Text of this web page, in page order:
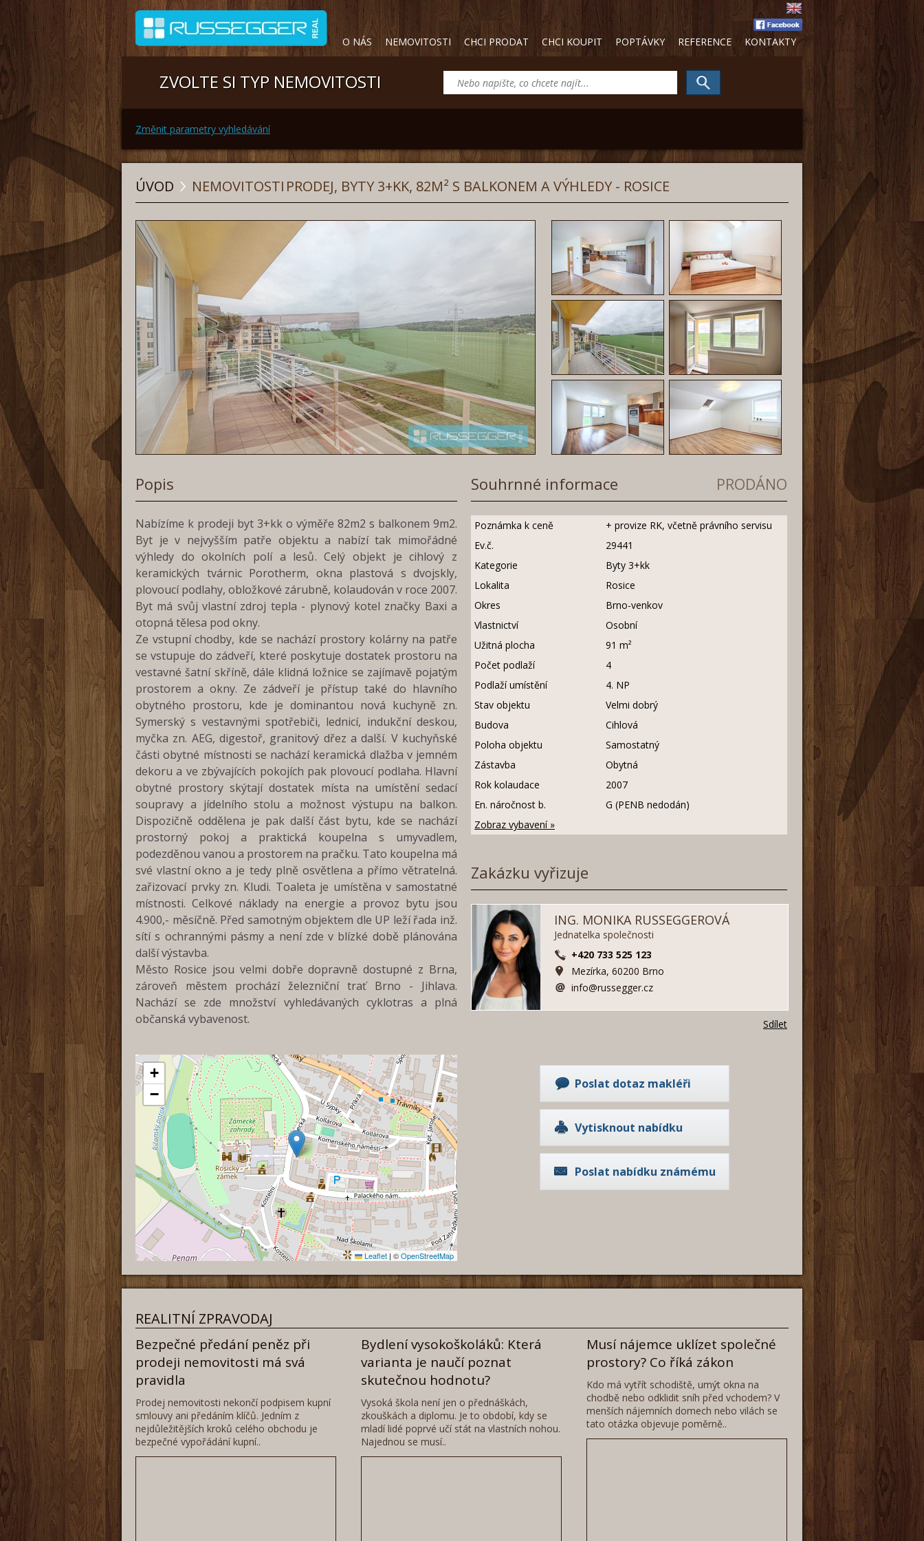
O NÁS NEMOVITOSTI CHCI PRODAT CHCI KOUPIT POPTÁVKY REFERENCE KONTAKTY
ZVOLTE SI TYP NEMOVITOSTI
Změnit parametry vyhledávání
ÚVOD NEMOVITOSTI PRODEJ, BYTY 3+KK, 82M² S BALKONEM A VÝHLEDY - ROSICE
Popis
Nabízíme k prodeji byt 3+kk o výměře 82m2 s balkonem 9m2.
Byt je v nejvyšším patře objektu a nabízí tak mimořádné
výhledy do okolních polí a lesů. Celý objekt je cihlový z
keramických tvárnic Porotherm, okna plastová s dvojskly,
plovoucí podlahy, obložkové zárubně, kolaudován v roce 2007.
Byt má svůj vlastní zdroj tepla - plynový kotel značky Baxi a
otopná tělesa pod okny.
Ze vstupní chodby, kde se nachází prostory kolárny na patře
se vstupuje do zádveří, které poskytuje dostatek prostoru na
vestavné šatní skříně, dále klidná ložnice se zajímavě pojatým
prostorem a okny. Ze zádveří je přístup také do hlavního
obytného prostoru, kde je dominantou nová kuchyně zn.
Symerský s vestavnými spotřebiči, lednicí, indukční deskou,
myčka zn. AEG, digestoř, granitový dřez a další. V kuchyňské
části obytné místnosti se nachází keramická dlažba v jemném
dekoru a ve zbývajících pokojích pak plovoucí podlaha. Hlavní
obytné prostory skýtají dostatek místa na umístění sedací
soupravy a jídelního stolu a možnost výstupu na balkon.
Dispozičně oddělena je pak další část bytu, kde se nachází
prostorný pokoj a praktická koupelna s umyvadlem,
podezděnou vanou a prostorem na pračku. Tato koupelna má
své vlastní okno a je tedy plně osvětlena a přímo větratelná.
zařizovací prvky zn. Kludi. Toaleta je umístěna v samostatné
místnosti. Celkové náklady na energie a provoz bytu jsou
4.900,- měsíčně. Před samotným objektem dle UP leží řada inž.
sítí s ochrannými pásmy a není zde v blízké době plánována
další výstavba.
Město Rosice jsou velmi dobře dopravně dostupné z Brna,
zároveň městem prochází železniční trať Brno - Jihlava.
Nachází se zde množství vyhledávaných cyklotras a plná
občanská vybavenost.
+
−
Leaflet | ©OpenStreetMap
Souhrnné informace PRODÁNO
Poznámka k ceně
+ provize RK, včetně právního servisu
Ev.č.
29441
Kategorie
Byty 3+kk
Lokalita
Rosice
Okres
Brno-venkov
Vlastnictví
Osobní
Užitná plocha
91 m²
Počet podlaží
4
Podlaží umístění
4. NP
Stav objektu
Velmi dobrý
Budova
Cihlová
Poloha objektu
Samostatný
Zástavba
Obytná
Rok kolaudace
2007
En. náročnost b.
G (PENB nedodán)
Zobraz vybavení »
Zakázku vyřizuje
ING. MONIKA RUSSEGGEROVÁ
Jednatelka společnosti
+420 733 525 123
Mezírka, 60200 Brno
info@russegger.cz
Sdílet
Poslat dotaz makléři
Vytisknout nabídku
Poslat nabídku známému
REALITNÍ ZPRAVODAJ
Bezpečné předání peněz při
prodeji nemovitosti má svá
pravidla
Prodej nemovitosti nekončí podpisem kupní
smlouvy ani předáním klíčů. Jedním z
nejdůležitějších kroků celého obchodu je
bezpečné vypořádání kupní..
Bydlení vysokoškoláků: Která
varianta je naučí poznat
skutečnou hodnotu?
Vysoká škola není jen o přednáškách,
zkouškách a diplomu. Je to období, kdy se
mladí lidé poprvé učí stát na vlastních nohou.
Najednou se musí..
Musí nájemce uklízet společné
prostory? Co říká zákon
Kdo má vytřít schodiště, umýt okna na
chodbě nebo odklidit sníh před vchodem? V
menších nájemních domech nebo vilách se
tato otázka objevuje poměrně..